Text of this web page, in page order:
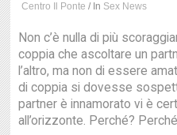
Centro Il Ponte / In Sex News
Non c’è nulla di più
coppia che ascoltare un
l’altro, ma non di essere
di coppia si dovesse
partner è innamorato vi è
all’orizzonte. Perché?